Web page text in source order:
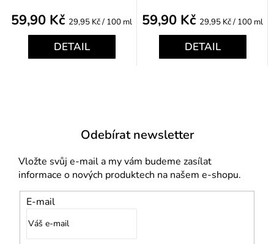
59,90 Kč Měrná
cena:
29,95 Kč / 100 ml
DETAIL
59,90 Kč Měrná
cena:
29,95 Kč / 100 ml
DETAIL
Odebírat newsletter
Vložte svůj e-mail a my vám budeme zasílat
informace o nových produktech na našem e-shopu.
E-mail